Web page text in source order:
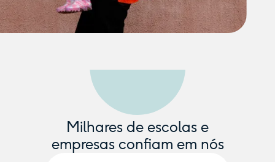
Milhares de escolas e
empresas confiam em nós